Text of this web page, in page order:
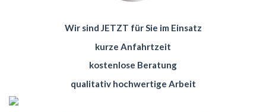
Wir sind JETZT für Sie im Einsatz
kurze Anfahrtzeit
kostenlose Beratung
qualitativ hochwertige Arbeit